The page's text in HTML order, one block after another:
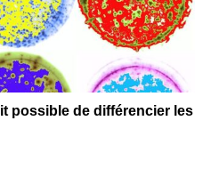
possible de différencier les